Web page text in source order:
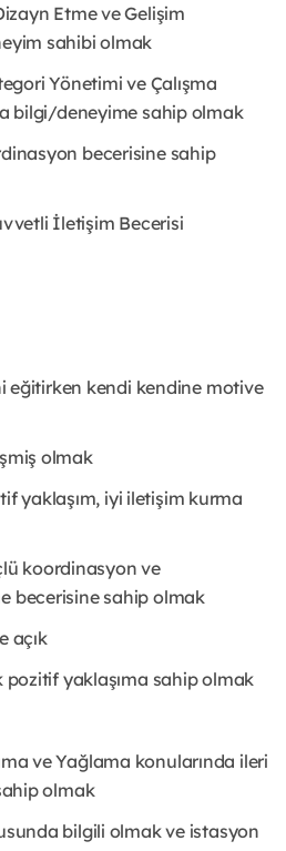
Etme ve Gelişim
sahibi olmak
Yönetimi ve Çalışma
bilgi/deneyime sahip olmak
becerisine sahip
İletişim Becerisi
eğitirken kendi kendine motive
olmak
yaklaşım, iyi iletişim kurma
koordinasyon ve
becerisine sahip olmak
açık
yaklaşıma sahip olmak
ve Yağlama konularında ileri
olmak
bilgili olmak ve istasyon